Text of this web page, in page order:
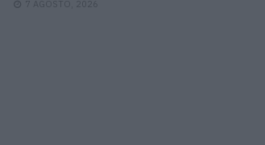
7 AGOSTO, 2026